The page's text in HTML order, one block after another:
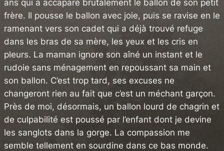
ans qui a accaparé brutalement le ballon de son petit
frère. Il pousse le ballon avec joie, puis se ravise en le
ramenant vers son cadet qui a déjà trouvé refuge
dans les bras de sa mère, les yeux et les cris en
pleurs. La maman ignore son aîné un instant et le
rudoie sans ménagement en repoussant sa main et
son ballon. C’est trop tard, ses excuses ne
changeront rien au fait que c’est un méchant garçon.
Près de moi, désormais, un ballon lourd de chagrin et
de culpabilité est poussé par l’enfant dont je devine
les sanglots dans la gorge. La compassion me
semble tellement en sourdine dans ce bas monde.